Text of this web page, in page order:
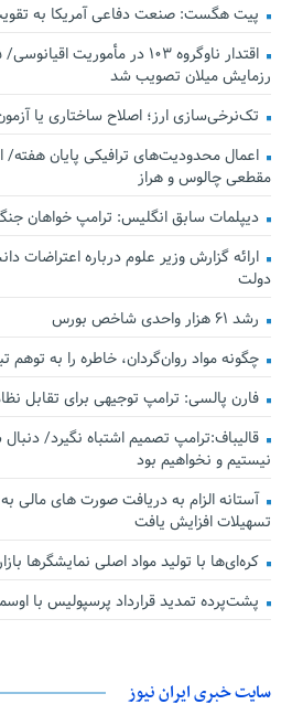
پیت هگست: صنعت دفاعی آمریکا به
رزمایش میلان تصویب شد
تک‌نرخی‌سازی ارز؛ اصلاح ساختاری یا
اعمال محدودیت‌های ترافیکی پایان هفته/
مقطعی چالوس و هراز
دیپلمات سابق انگلیس:‌ ترامپ خواهان
ارائه گزارش وزیر علوم درباره اعتراضات
دولت
رشد ۶۱ هزار واحدی شاخص بورس
چگونه مواد روان‌گردان، خاطره را به توهم
فارن پالسی: ترامپ توجیهی برای تقابل
قالیباف:ترامپ تصمیم اشتباه نگیرد/
نیستیم و نخواهیم بود
تسهیلات افزایش یافت
کره‌ای‌ها با تولید مواد اصلی نمایشگرها
پشت‌پرده تمدید قرارداد پرسپولیس با
سایت خبری ایران نیوز